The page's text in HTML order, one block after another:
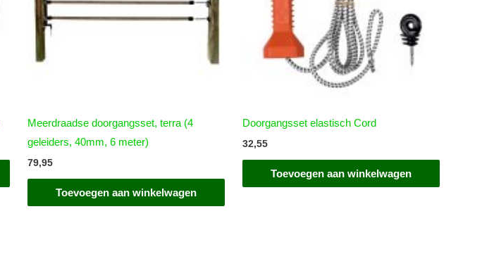
Meerdraadse doorgangsset, terra (4
geleiders, 40mm, 6 meter)
79,95
Toevoegen aan winkelwagen
Doorgangsset elastisch Cord
32,55
Toevoegen aan winkelwagen